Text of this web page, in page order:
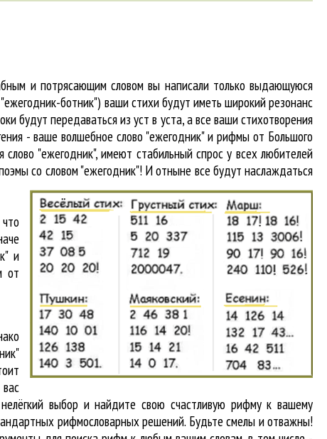
и потрясающим словом вы написали только выдающуюся
ботник") ваши стихи будут иметь широкий резонанс
будут передаваться из уст в уста, а все ваши стихотворения
- ваше волшебное слово "ежегодник" и рифмы от Большого
слово "ежегодник", имеют стабильный спрос у всех любителей
со словом "ежегодник"! И отныне все будут наслаждаться
и
от
выбор и найдите свою счастливую рифму к вашему
рифмословарных решений. Будьте смелы и отважны!